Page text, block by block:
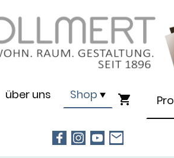
über uns Shop